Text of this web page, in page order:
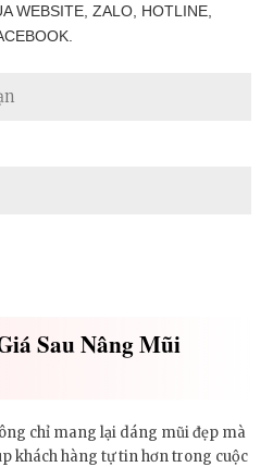
WEBSITE, ZALO, HOTLINE,
Sau Nâng Mũi
chỉ mang lại dáng mũi đẹp mà
khách hàng tự tin hơn trong cuộc